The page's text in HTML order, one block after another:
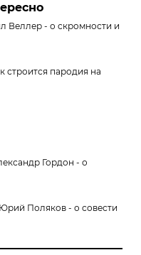
Веллер - о скромности и
пародия на
Гордон - о
Поляков - о совести